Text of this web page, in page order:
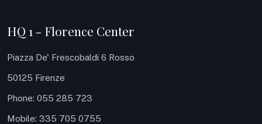
HQ 1 - Florence Center
Piazza De' Frescobaldi 6 Rosso
50125 Firenze
Phone: 055 285 723
Mobile: 335 705 0755